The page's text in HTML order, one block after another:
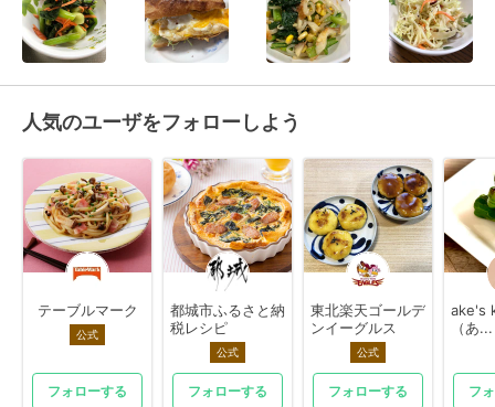
人気のユーザをフォローしよう
テーブルマーク
公式
フォローする
都城市ふるさと納
税レシピ
公式
フォローする
東北楽天ゴールデ
ンイーグルス
公式
フォローする
ake's
（あ...
フ